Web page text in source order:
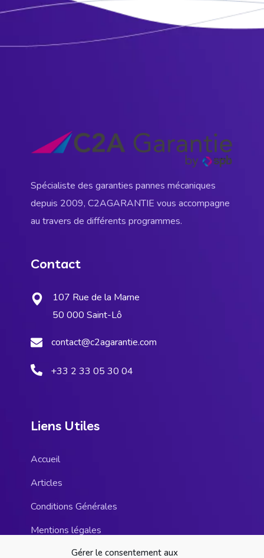
Gérer le consentement aux
Spécialiste des garanties pannes mécaniques
depuis 2009, C2AGARANTIE vous accompagne
au travers de différents programmes.
Contact
107 Rue de la Marne
50 000 Saint-Lô
contact@c2agarantie.com
+33 2 33 05 30 04
Liens Utiles
Accueil
Articles
Conditions Générales
Mentions légales
Charte de Confidentialité